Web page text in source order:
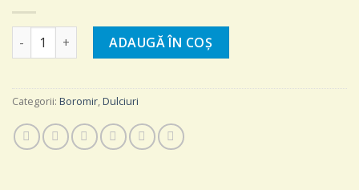
Cantitate RULADA praline- arahide 300 gr
ADAUGĂ ÎN COȘ
Categorii: Boromir,Dulciuri